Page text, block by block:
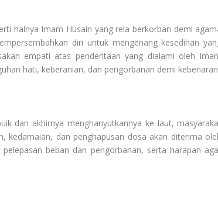
halnya Imam Husain yang rela berkorban demi
diri untuk mengenang kesedihan
empati atas penderitaan yang dialami oleh
hati, keberanian, dan pengorbanan demi
dan akhirnya menghanyutkannya ke laut,
kedamaian, dan penghapusan dosa akan diterima
beban dan pengorbanan, serta harapan